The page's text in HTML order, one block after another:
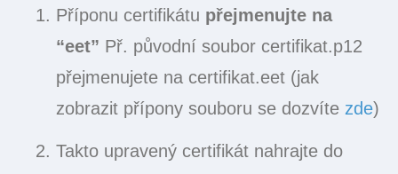
Příponu certifikátu přejmenujte na
“eet” Př. původní soubor certifikat.p12
přejmenujete na certifikat.eet (jak
zobrazit přípony souboru se dozvíte zde)
Takto upravený certifikát nahrajte do